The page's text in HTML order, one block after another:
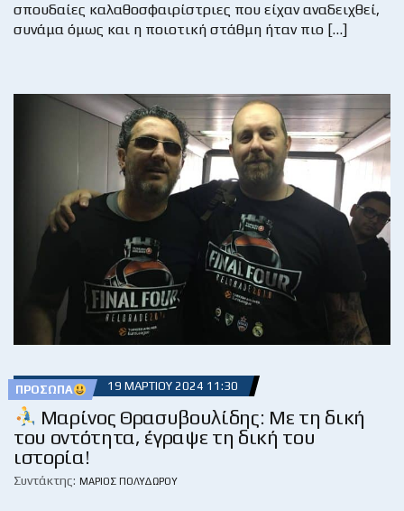
σπουδαίες καλαθοσφαιρίστριες που είχαν αναδειχθεί,
συνάμα όμως και η ποιοτική στάθμη ήταν πιο […]
ΠΡΌΣΩΠΑ 19 ΜΑΡΤΊΟΥ 2024 11:30
Μαρίνος Θρασυβουλίδης: Με τη δική
του οντότητα, έγραψε τη δική του
ιστορία!
Συντάκτης: ΜΆΡΙΟΣ ΠΟΛΥΔΏΡΟΥ